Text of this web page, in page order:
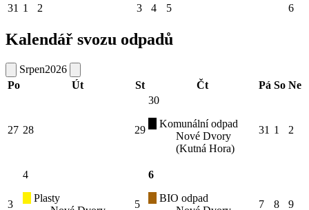
31 1 2 3 4 5 6
Kalendář svozu odpadů
Srpen2026
Po
Út St Čt Pá So Ne
27 28 29
30
Komunální odpad
Nové Dvory
(Kutná Hora)
31 1 2
3
4
Plasty
5
6
BIO odpad
7 8 9